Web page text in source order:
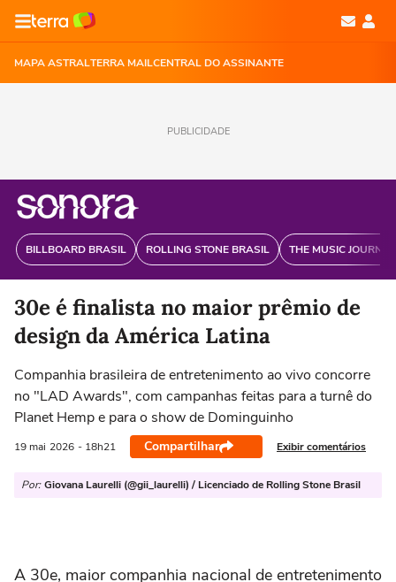
MAPA ASTRALTERRA MAILCENTRAL DO ASSINANTE
PUBLICIDADE
BILLBOARD BRASIL ROLLING STONE BRASIL THE MUSIC
30e é finalista no maior prêmio de
design da América Latina
Companhia brasileira de entretenimento ao vivo concorre
no "LAD Awards", com campanhas feitas para a turnê do
Planet Hemp e para o show de Dominguinho
19 mai 2026 - 18h21 Compartilhar Exibir comentários
Por: Giovana Laurelli (@gii_laurelli) / Licenciado de Rolling Stone Brasil
A 30e, maior companhia nacional de entretenimento